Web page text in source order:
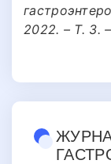
2022. – Т. 3.